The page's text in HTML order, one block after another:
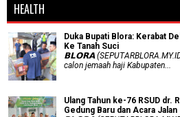
HEALTH
Duka Bupati Blora: Kerabat
Ke Tanah Suci
𝗕𝗟𝗢𝗥𝗔
calon jemaah haji Kabupaten...
Ulang Tahun ke-76 RSUD
Gedung Baru dan Acara Jalan